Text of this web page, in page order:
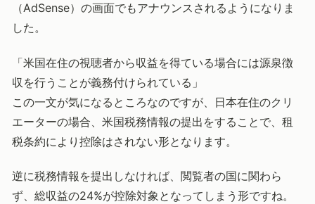
（AdSense）の画面でもアナウンスされるようになりま
した。
「米国在住の視聴者から収益を得ている場合には源泉徴
収を行うことが義務付けられている」
この一文が気になるところなのですが、日本在住のクリ
エーターの場合、米国税務情報の提出をすることで、租
税条約により控除はされない形となります。
逆に税務情報を提出しなければ、閲覧者の国に関わら
ず、総収益の24%が控除対象となってしまう形ですね。